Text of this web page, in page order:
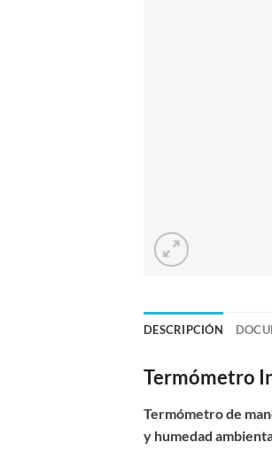
DESCRIPCIÓN
Termómetro
Termómetro de
y humedad